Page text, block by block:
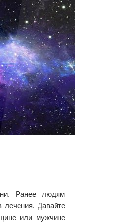
Ранее людям
лечения. Давайте
или мужчине